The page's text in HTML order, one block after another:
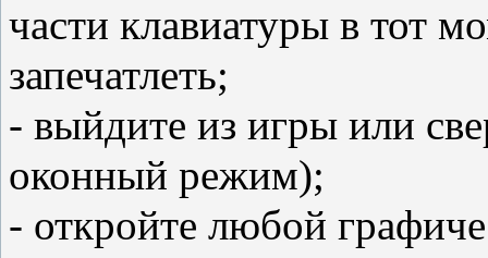
части клавиатуры в тот
запечатлеть;
- выйдите из игры или
оконный режим);
- откройте любой